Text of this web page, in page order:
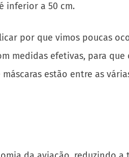
inferior a 50 cm.
por que vimos poucas
medidas efetivas, para que
estão entre as